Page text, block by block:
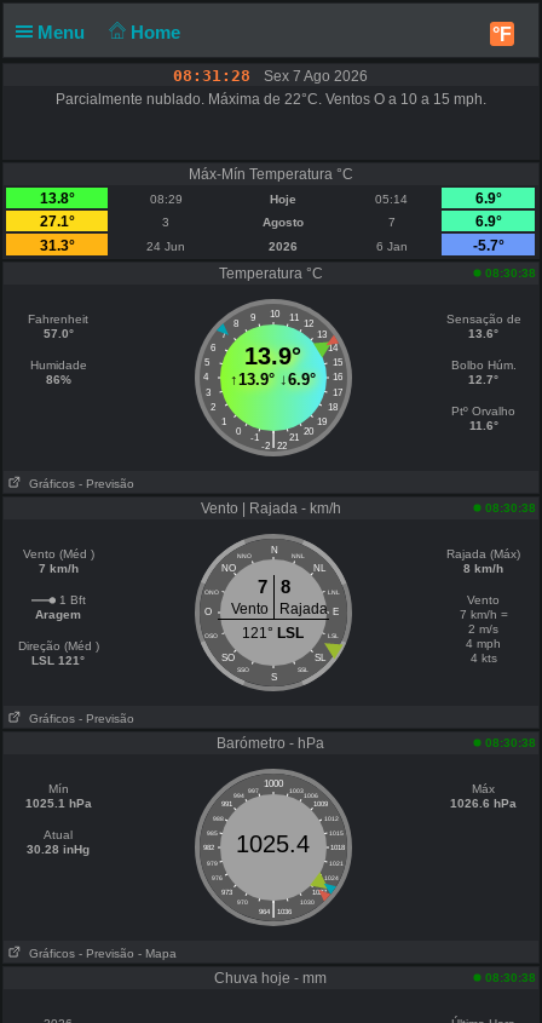
Menu Home °F
08:31:28
Sex 7 Ago 2026
Parcialmente nublado. Máxima de 22°C. Ventos O a 10 a 15 mph.
Máx-Mín Temperatura °C
13.8°
08:29 Hoje 05:14
6.9°
27.1°
3 Agosto 7
6.9°
31.3°
24 Jun 2026 6 Jan
-5.7°
Temperatura °C
08:30:38
Fahrenheit
57.0°
Humidade
86%
10
9 11
8
12
7
13
6
14
5
15
4
16
3
17
2
18
1
19
0
20
-1 21
|
-2 22
13.9°
↑13.9° ↓6.9°
Sensação de
13.6°
Bolbo Húm.
12.7°
Ptº Orvalho
11.6°
Gráficos - Previsão
Vento | Rajada - km/h 08:30:38
Vento (Méd )
7 km/h
1 Bft
Aragem
Direção (Méd )
LSL 121°
N
NNO NNL
NO NL
ONO LNL
O E
OSO LSL
SO SL
SSO SSL
S
7 8
Vento
Rajada
121° LSL
Rajada (Máx)
8 km/h
Vento
7 km/h =
2 m/s
4 mph
4 kts
Gráficos - Previsão
Barómetro - hPa 08:30:38
Mín
1025.1 hPa
Atual
30.28 inHg
1000
997 1003
994
1006
991
1009
988
1012
985
1015
982
1018
979
1021
976
1024
973
1027
970
1030
|
964 1036
1025.4
Máx
1026.6 hPa
Gráficos - Previsão - Mapa
Chuva hoje - mm 08:30:38